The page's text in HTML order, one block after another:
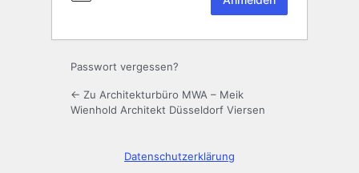
Passwort vergessen?
← Zu Architekturbüro MWA – Meik
Wienhold Architekt Düsseldorf Viersen
Datenschutzerklärung